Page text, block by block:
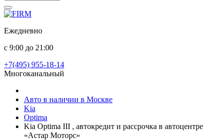
Ежедневно
с 9:00 до 21:00
+7(495) 955-18-14
Многоканальный
Авто в наличии в Москве
Kia
Optima
Kia Optima III , автокредит и рассрочка в автоцентре
«Астар Моторс»